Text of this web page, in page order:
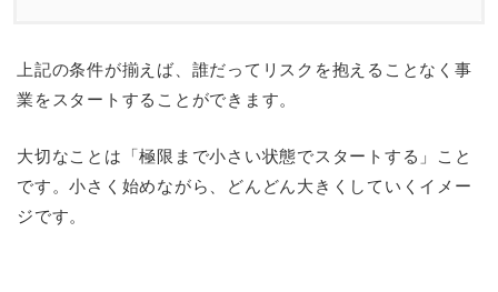
上記の条件が揃えば、誰だってリスクを抱えることなく事
業をスタートすることができます。
大切なことは「極限まで小さい状態でスタートする」こと
です。小さく始めながら、どんどん大きくしていくイメー
ジです。